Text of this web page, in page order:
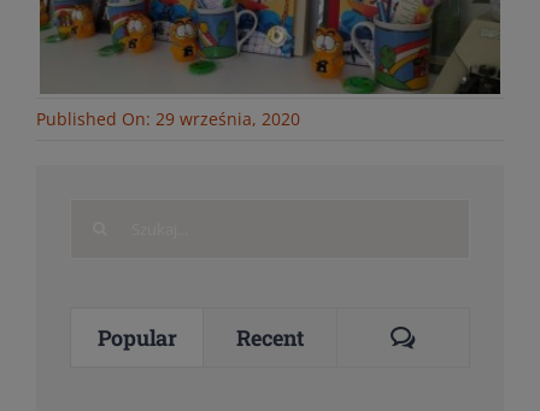
Published On: 29 września, 2020
Popular Recent Comments